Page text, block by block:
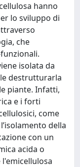
hanno
lo sviluppo di
che
isolata da
destrutturarla
piante. Infatti,
e i forti
come
della
con un
acida o